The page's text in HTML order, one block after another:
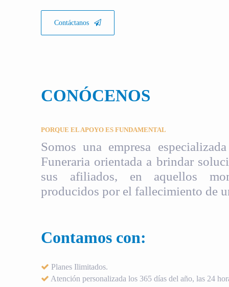
Contáctanos
CONÓCENOS
PORQUE EL APOYO ES FUNDAMENTAL
Somos una empresa
Funeraria orientada a brindar
sus afiliados, en aquellos
producidos por el fallecimiento de
Contamos con:
Planes Ilimitados.
Atención personalizada los 365 días del año, las 24